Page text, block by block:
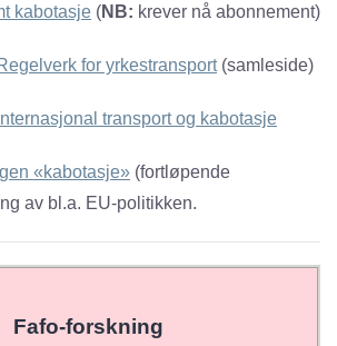
kabotasje (NB: krever nå abonnement)
for yrkestransport(samleside)
Internasjonal transport og kabotasje
«kabotasje» (fortløpende
av bl.a. EU-politikken.
Fafo-forskning